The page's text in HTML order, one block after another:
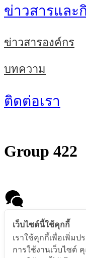
ข่าวสารและ
ข่าวสารองค์กร
บทความ
ติดต่อเรา
Group 422
Message us
เว็บไซต์นี้ใช้คุกกี้
เราใช้คุกกี้เพื่อเพิ่ม
การใช้งานเว็บไซต์